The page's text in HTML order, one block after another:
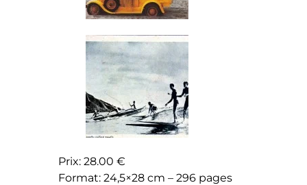
Prix: 28.00 €
Format: 24,5×28 cm – 296 pages